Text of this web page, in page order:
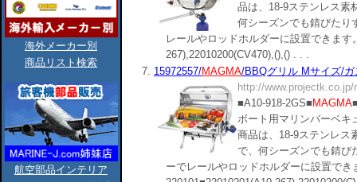
海外メーカー別
商品リスト検索
航空部品インテリア
品は、18-9ステンレス素
何シーズンでも錆びたり
レールやロッドホルダーに設置できま
267),22010200(CV470),(),() . . .
7. 15972557/MAGMA/BBQグリル Mサイズ/
http://
■A10-918-2GS■ MAGMA
ボート用マリンバーベキ
商品は、18-9ステンレス
で、何シーズンでも錆び
ーでレールやロッドホルダーに設置でき